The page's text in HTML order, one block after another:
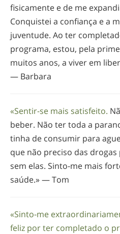
fisicamente e de me
Conquistei a confiança e a
juventude. Ao ter
programa, estou, pela
muitos anos, a viver em
— Barbara
«Sentir-se mais satisfeito.
beber. Não ter toda a
tinha de consumir para
que não preciso das
sem elas. Sinto-me mais
saúde.» — Tom
«Sinto-me
feliz por ter completado o